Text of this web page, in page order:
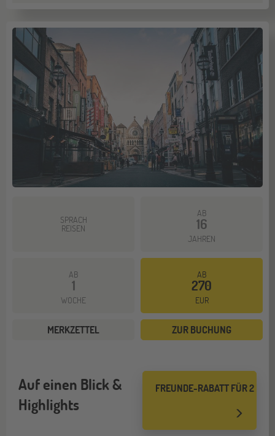
SPRACH
REISEN
AB
16
JAHREN
AB
1
WOCHE
AB
270
EUR
MERKZETTEL ZUR BUCHUNG
FREUNDE-RABATT FÜR 2
Auf einen Blick &
Highlights